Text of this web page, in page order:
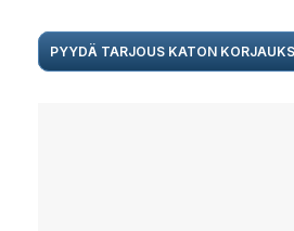
PYYDÄ TARJOUS KATON